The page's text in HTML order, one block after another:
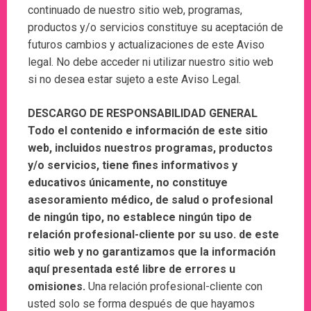
continuado de nuestro sitio web, programas,
productos y/o servicios constituye su aceptación de
futuros cambios y actualizaciones de este Aviso
legal. No debe acceder ni utilizar nuestro sitio web
si no desea estar sujeto a este Aviso Legal.
DESCARGO DE RESPONSABILIDAD GENERAL
Todo el contenido e información de este sitio
web, incluidos nuestros programas, productos
y/o servicios, tiene fines informativos y
educativos únicamente, no constituye
asesoramiento médico, de salud o profesional
de ningún tipo, no establece ningún tipo de
relación profesional-cliente por su uso. de este
sitio web y no garantizamos que la información
aquí presentada esté libre de errores u
omisiones. Una relación profesional-cliente con
usted solo se forma después de que hayamos